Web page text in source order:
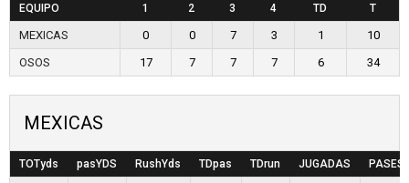
EQUIPO 1 2 3 4 TD T
MEXICAS 0 0 7 3 1
10
OSOS
17 7 7 7 6 34
MEXICAS
TOTyds pasYDS RushYds TDpas TDrun JUGADAS PASES